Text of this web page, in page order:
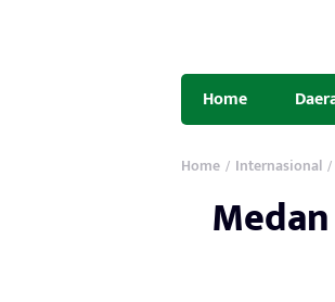
Home
Home / Internasional /